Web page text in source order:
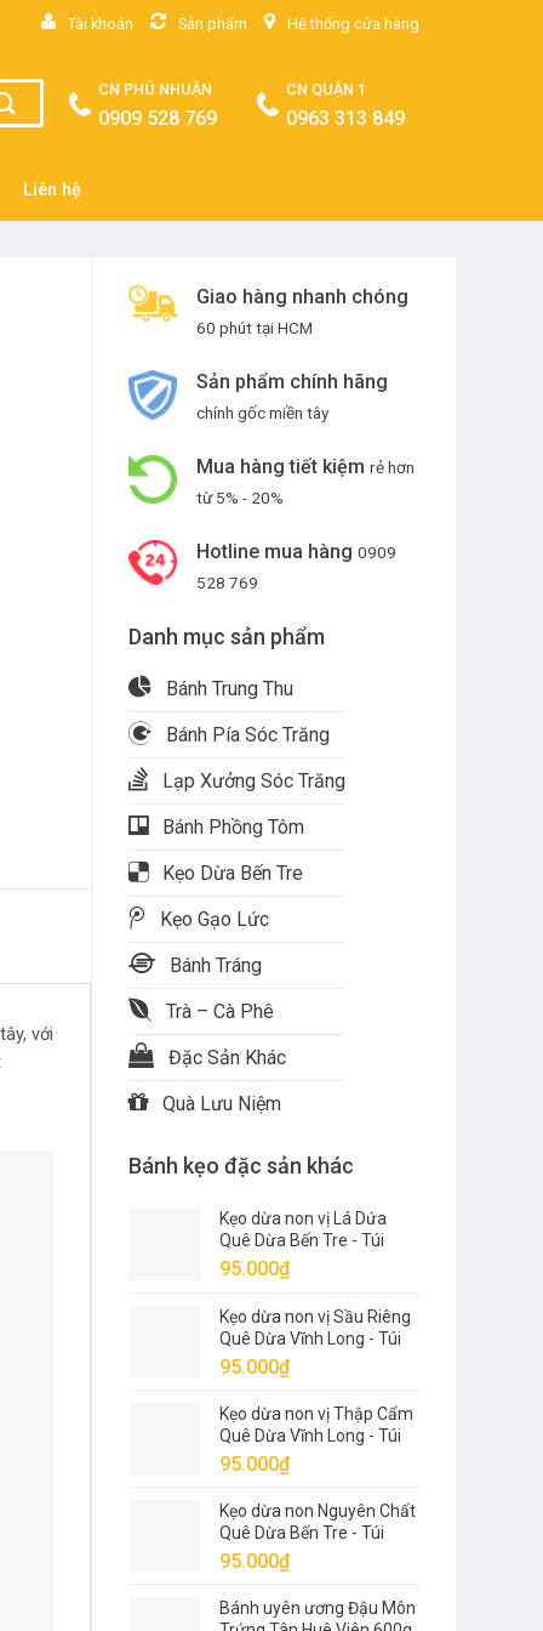
Tài khoản Sản phẩm Hệ thống cửa hàng
CN PHÚ NHUẬN
0909 528 769
CN QUẬN 1
0963 313 849
Liên hệ
Giao hàng nhanh chóng
60 phút tại HCM
Sản phẩm chính hãng
chính gốc miền tây
Mua hàng tiết kiệm rẻ hơn
từ 5% - 20%
Hotline mua hàng 0909
528 769
Danh mục sản phẩm
Bánh Trung Thu
Bánh Pía Sóc Trăng
Lạp Xưởng Sóc Trăng
Bánh Phồng Tôm
Kẹo Dừa Bến Tre
Kẹo Gạo Lức
Bánh Tráng
Trà – Cà Phê
Đặc Sản Khác
Quà Lưu Niệm
Bánh kẹo đặc sản khác
Kẹo dừa non vị Lá Dứa
Quê Dừa Bến Tre - Túi
500g
95.000₫
Kẹo dừa non vị Sầu Riêng
Quê Dừa Vĩnh Long - Túi
500g
95.000₫
Kẹo dừa non vị Thập Cẩm
Quê Dừa Vĩnh Long - Túi
500g
95.000₫
Kẹo dừa non Nguyên Chất
Quê Dừa Bến Tre - Túi
500g
95.000₫
Bánh uyên ương Đậu Môn
với